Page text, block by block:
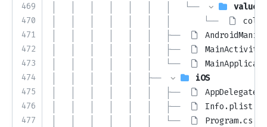
469
470
471
472
473
474
475
476
477
│   │   │   │   │   │   │   └──
values
│   │   │   │   │   │   │       └──
│   │   │   │   │   │   ├──
│   │   │   │   │   │   ├──
│   │   │   │   │   │   └──
│   │   │   │   │   ├──
iOS
│   │   │   │   │   │   ├──
│   │   │   │   │   │   ├──
Info.plist
│   │   │   │   │   │   └──
Program.cs